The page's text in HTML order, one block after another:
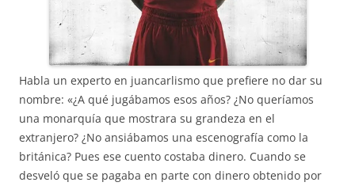
Habla un experto en juancarlismo que prefiere no dar su
nombre: «¿A qué jugábamos esos años? ¿No queríamos
una monarquía que mostrara su grandeza en el
extranjero? ¿No ansiábamos una escenografía como la
británica? Pues ese cuento costaba dinero. Cuando se
desveló que se pagaba en parte con dinero obtenido por